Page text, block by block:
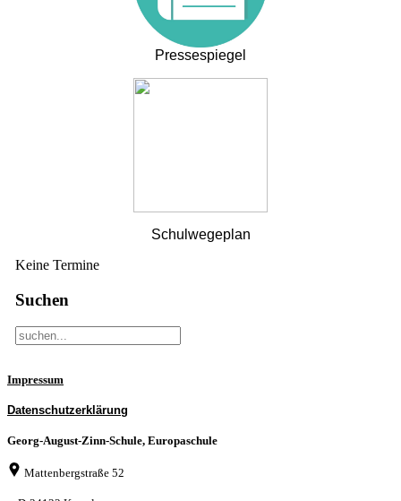
Pressespiegel
Schulwegeplan
Keine Termine
Suchen
Impressum
Datenschutzerklärung
Georg-August-Zinn-Schule, Europaschule
Mattenbergstraße 52